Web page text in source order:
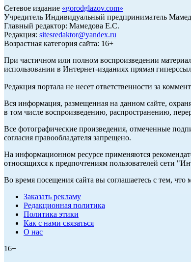
Сетевое издание «gorodglazov.com»
Учредитель Индивидуальный предприниматель
Главный редактор: Мамедова Е.С.
Редакция: sitesredaktor@yandex.ru
Возрастная категория сайта: 16+
При частичном или полном воспроизведении
использовании в Интернет-изданиях прямая
Редакция портала не несет ответственности за
Вся информация, размещенная на данном сайте,
в том числе воспроизведению, распространению,
Все фотографические произведения, отмеченные
согласия правообладателя запрещено.
На информационном ресурсе применяются
относящихся к предпочтениям пользователей сети
Во время посещения сайта вы соглашаетесь с тем,
Заказать рекламу
Редакционная политика
Политика этики
Как с нами связаться
О нас
16+